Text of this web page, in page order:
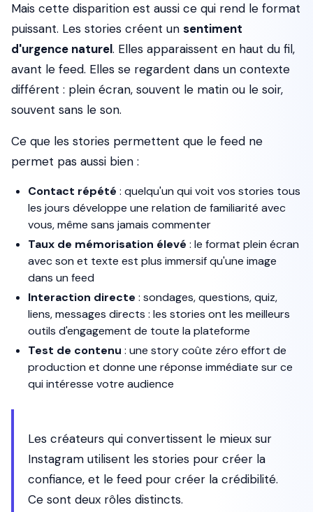
Mais cette disparition est aussi ce qui rend le format
puissant. Les stories créent un sentiment
d'urgence naturel. Elles apparaissent en haut du fil,
avant le feed. Elles se regardent dans un contexte
différent : plein écran, souvent le matin ou le soir,
souvent sans le son.
Ce que les stories permettent que le feed ne
permet pas aussi bien :
Contact répété : quelqu'un qui voit vos stories tous
les jours développe une relation de familiarité avec
vous, même sans jamais commenter
Taux de mémorisation élevé : le format plein écran
avec son et texte est plus immersif qu'une image
dans un feed
Interaction directe : sondages, questions, quiz,
liens, messages directs : les stories ont les meilleurs
outils d'engagement de toute la plateforme
Test de contenu : une story coûte zéro effort de
production et donne une réponse immédiate sur ce
qui intéresse votre audience
Les créateurs qui convertissent le mieux sur
Instagram utilisent les stories pour créer la
confiance, et le feed pour créer la crédibilité.
Ce sont deux rôles distincts.